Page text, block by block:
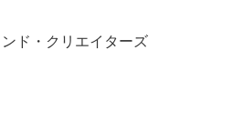
ド・クリエイターズ